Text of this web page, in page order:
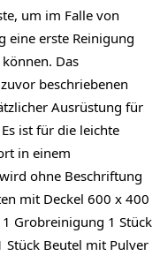
um im Falle von
eine erste Reinigung
Das
beschriebenen
Ausrüstung für
ist für die leichte
in einem
ohne Beschriftung
mit Deckel 600 x 400
Grobreinigung 1 Stück
Beutel mit Pulver